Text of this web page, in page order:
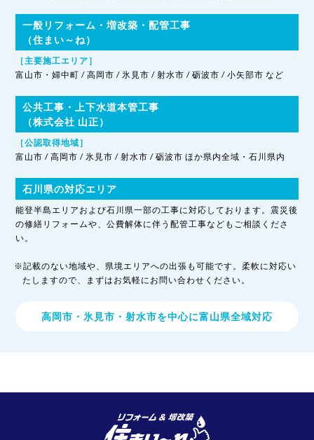
一般リフォーム・増改築・配管工事
（住まい～ね）
［主要施工エリア］
富山市・婦中町 / 高岡市 / 氷見市 / 射水市 / 砺波市 / 小矢部市 など
公共工事・上下水道本管工事
（株式会社 山正）
［公認取得地域］
富山市 / 高岡市 / 氷見市 / 射水市 / 砺波市 ほか県内全域・石川県内
石川県の対応エリア
能登半島エリアおよび石川県一部の工事に対応しております。震災後
の修繕リフォームや、公費解体に伴う配管工事などもご相談くださ
い。
※記載のない地域や、県境エリアへの出張も可能です。柔軟に対応い
たしますので、まずはお気軽にお問い合わせください。
高岡市・氷見市・射水市を中心に富山県全域対応